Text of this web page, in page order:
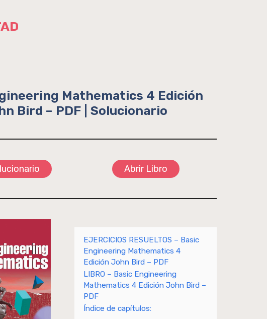
Mathematics 4 Edición
Bird – PDF | Solucionario
Abrir Libro
EJERCICIOS RESUELTOS – Basic
Engineering Mathematics 4
Edición John Bird – PDF
LIBRO – Basic Engineering
Mathematics 4 Edición John Bird –
PDF
Índice de capítulos: